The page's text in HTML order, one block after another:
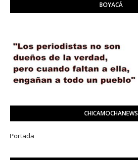
BOYACÁ
CHICAMOCHANEWS
Portada